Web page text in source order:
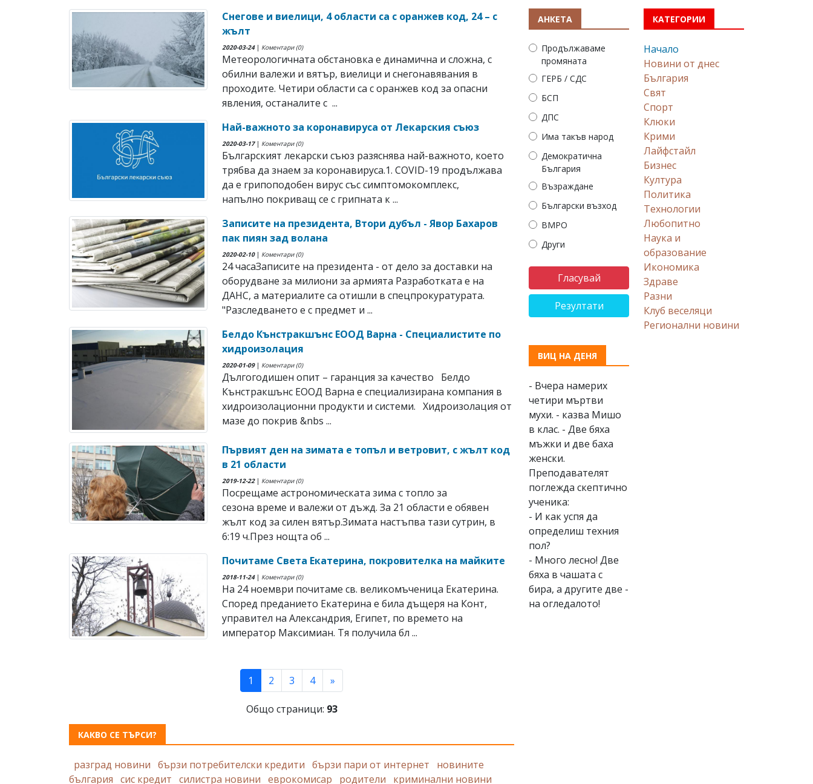
Снегове и виелици, 4 области са с оранжев код, 24 – с
жълт
2020-03-24| Коментари (0)
Метеорологичната обстановка е динамична и сложна, с
обилни валежи и вятър, виелици и снегонавявания в
проходите. Четири области са с оранжев код за опасни
явления, останалите с ...
Най-важното за коронавируса от Лекарския съюз
2020-03-17| Коментари (0)
Българският лекарски съюз разяснява най-важното, което
трябва да знаем за коронавируса.1. COVID-19 продължава
да е грипоподобен вирус със симптомокомплекс,
напълно покриващ се с грипната к ...
Записите на президента, Втори дубъл - Явор Бахаров
пак пиян зад волана
2020-02-10| Коментари (0)
24 часаЗаписите на президента - от дело за доставки на
оборудване за милиони за армията Разработката е на
ДАНС, а материалите са отишли в спецпрокуратурата.
"Разследването е с предмет и ...
Белдо Кънстракшънс ЕООД Варна - Специалистите по
хидроизолация
2020-01-09| Коментари (0)
Дългогодишен опит – гаранция за качество Белдо
Кънстракшънс ЕООД Варна е специализирана компания в
хидроизолационни продукти и системи. Хидроизолация от
мазе до покрив &nbs ...
Първият ден на зимата е топъл и ветровит, с жълт код
в 21 области
2019-12-22| Коментари (0)
Посрещаме астрономическата зима с топло за
сезона време и валежи от дъжд. За 21 области е обявен
жълт код за силен вятър.Зимата настъпва тази сутрин, в
6:19 ч.През нощта об ...
Почитаме Света Екатерина, покровителка на майките
2018-11-24| Коментари (0)
На 24 ноември почитаме св. великомъченица Екатерина.
Според преданието Екатерина е била дъщеря на Конт,
управител на Александрия, Египет, по времето на
император Максимиан. Тя получила бл ...
1 (current)
2 3 4 »
Общо страници: 93
КАКВО СЕ ТЪРСИ?
разград новини бързи потребителски кредити бързи пари от интернет
новините
българия сис кредит силистра новини еврокомисар родители криминални новини
АНКЕТА
Продължаваме
промяната
ГЕРБ / СДС
БСП
ДПС
Има такъв народ
Демократична
България
Възраждане
Български възход
ВМРО
Други
Резултати
КАТЕГОРИИ
Начало
Новини от днес
България
Свят
Спорт
Клюки
Крими
Лайфстайл
Бизнес
Култура
Политика
Технологии
Любопитно
Наука и
образование
Икономика
Здраве
Разни
Клуб веселяци
Регионални новини
ВИЦ НА ДЕНЯ
- Вчера намерих
четири мъртви
мухи. - казва Мишо
в клас. - Две бяха
мъжки и две баха
женски.
Преподавателят
поглежда скептично
ученика:
- И как успя да
определиш техния
пол?
- Много лесно! Две
бяха в чашата с
бира, а другите две -
на огледалото!